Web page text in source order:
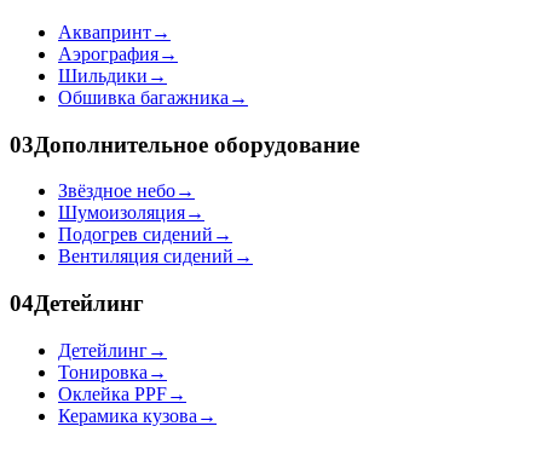
Аквапринт→
Аэрография→
Шильдики →
Обшивка багажника →
03Дополнительное оборудование
Звёздное небо→
Шумоизоляция→
Подогрев сидений →
Вентиляция сидений →
04Детейлинг
Детейлинг→
Тонировка →
Оклейка PPF→
Керамика кузова →